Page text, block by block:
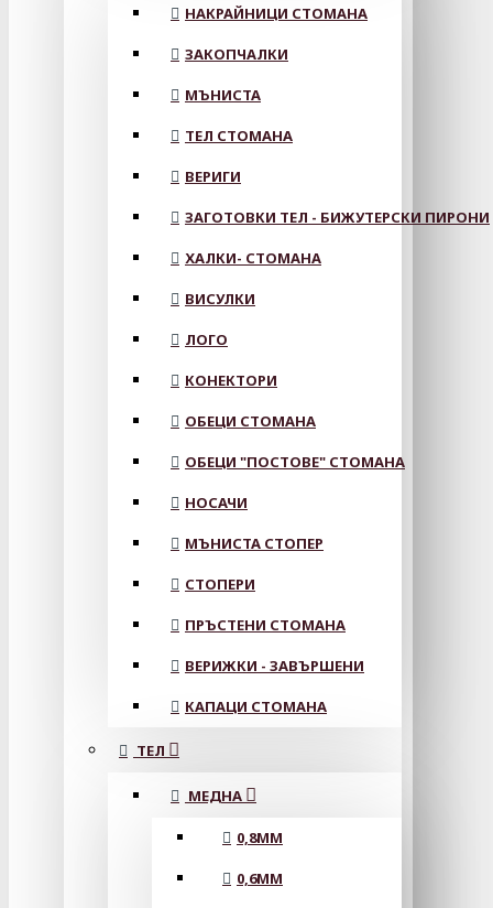
НАКРАЙНИЦИ СТОМАНА
ЗАКОПЧАЛКИ
МЪНИСТА
ТЕЛ СТОМАНА
ВЕРИГИ
ЗАГОТОВКИ ТЕЛ - БИЖУТЕРСКИ ПИРОНИ
ХАЛКИ- СТОМАНА
ВИСУЛКИ
ЛОГО
КОНЕКТОРИ
ОБЕЦИ СТОМАНА
ОБЕЦИ "ПОСТОВЕ" СТОМАНА
НОСАЧИ
МЪНИСТА СТОПЕР
СТОПЕРИ
ПРЪСТЕНИ СТОМАНА
ВЕРИЖКИ - ЗАВЪРШЕНИ
КАПАЦИ СТОМАНА
ТЕЛ
МЕДНА
0,8MM
0,6MM